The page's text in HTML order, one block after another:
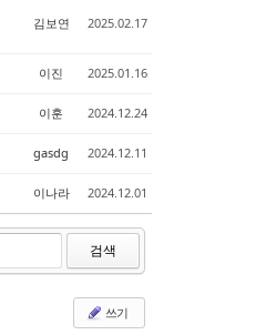
김보연 2025.02.17
이진 2025.01.16
이훈 2024.12.24
gasdg 2024.12.11
이나라 2024.12.01
검색
쓰기